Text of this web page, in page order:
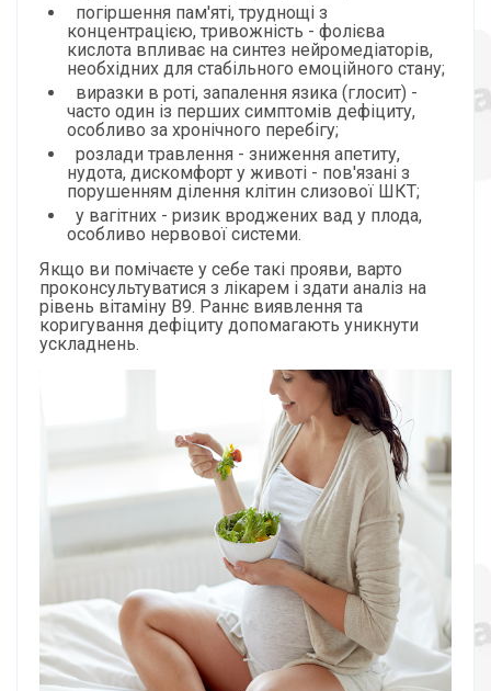
погіршення пам'яті, труднощі з
концентрацією, тривожність - фолієва
кислота впливає на синтез нейромедіаторів,
необхідних для стабільного емоційного стану;
виразки в роті, запалення язика (глосит) -
часто один із перших симптомів дефіциту,
особливо за хронічного перебігу;
розлади травлення - зниження апетиту,
нудота, дискомфорт у животі - пов'язані з
порушенням ділення клітин слизової ШКТ;
у вагітних - ризик вроджених вад у плода,
особливо нервової системи.
Якщо ви помічаєте у себе такі прояви, варто
проконсультуватися з лікарем і здати аналіз на
рівень вітаміну B9. Раннє виявлення та
коригування дефіциту допомагають уникнути
ускладнень.